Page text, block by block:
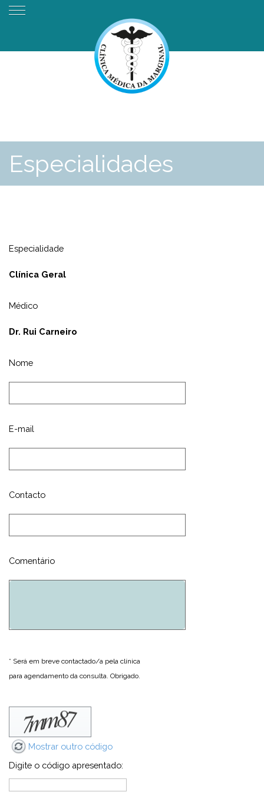
Especialidades
Especialidade
Clínica Geral
Médico
Dr. Rui Carneiro
Nome
E-mail
Contacto
Comentário
* Será em breve contactado/a pela clínica
para agendamento da consulta. Obrigado.
Mostrar outro código
Digite o código apresentado: